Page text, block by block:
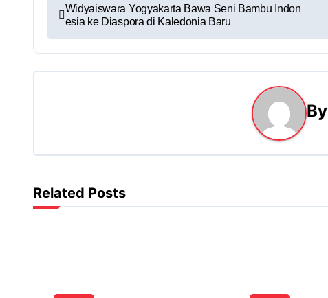
Widyaiswara Yogyakarta Bawa Seni Bambu Indon
esia ke Diaspora di Kaledonia Baru
By
Related Posts